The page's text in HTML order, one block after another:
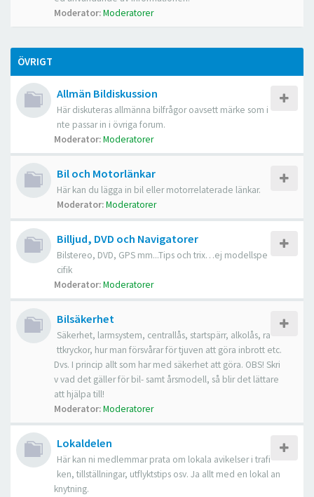
Moderator:Moderatorer
ÖVRIGT
Allmän Bildiskussion
Här diskuteras allmänna bilfrågor oavsett märke som i
nte passar in i övriga forum.
Moderator:Moderatorer
Bil och Motorlänkar
Här kan du lägga in bil eller motorrelaterade länkar.
Moderator:Moderatorer
Billjud, DVD och Navigatorer
Bilstereo, DVD, GPS mm...Tips och trix…ej modellspe
cifik
Moderator:Moderatorer
Bilsäkerhet
Säkerhet, larmsystem, centrallås, startspärr, alkolås, ra
ttkryckor, hur man försvårar för tjuven att göra inbrott etc.
Dvs. I princip allt som har med säkerhet att göra. OBS! Skri
v vad det gäller för bil- samt årsmodell, så blir det lättare
att hjälpa till!
Moderator:Moderatorer
Lokaldelen
Här kan ni medlemmar prata om lokala avikelser i trafi
ken, tillställningar, utflyktstips osv. Ja allt med en lokal an
knytning.